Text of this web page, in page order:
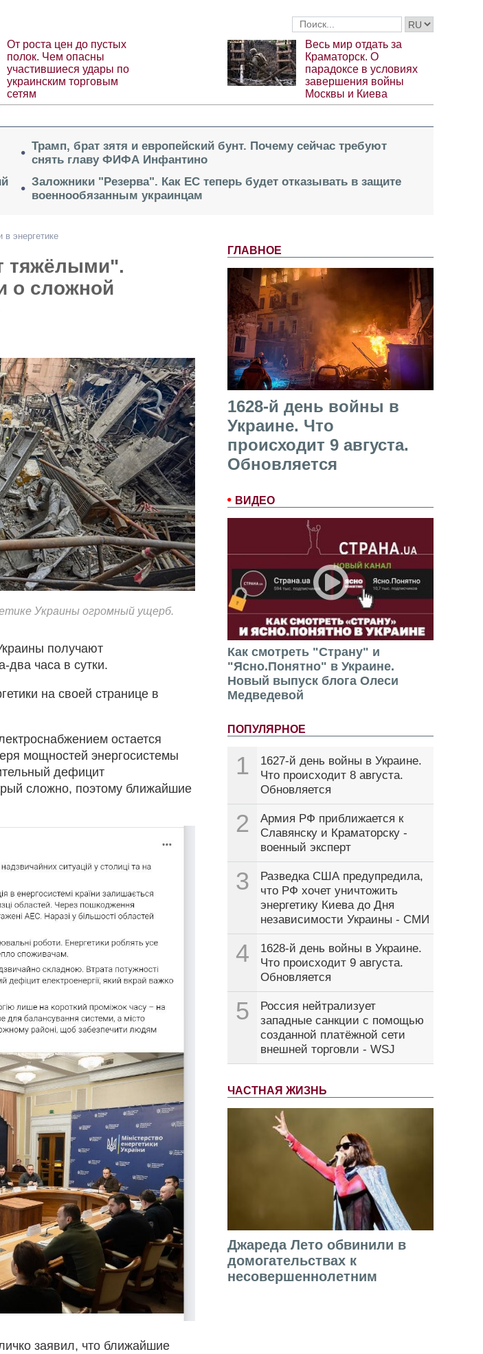
От роста цен до пустых
полок. Чем опасны
участившиеся удары по
украинским торговым
сетям
Весь мир отдать за
Краматорск. О
парадоксе в условиях
завершения войны
Москвы и Киева
Трамп, брат зятя и европейский бунт. Почему сейчас требуют
снять главу ФИФА Инфантино
Заложники "Резерва". Как ЕС теперь будет отказывать в защите
военнообязанным украинцам
ГЛАВНОЕ
1628-й день войны в
Украине. Что
происходит 9 августа.
Обновляется
ВИДЕО
Как смотреть "Страну" и
"Ясно.Понятно" в Украине.
Новый выпуск блога Олеси
Медведевой
ПОПУЛЯРНОЕ
1
1627-й день войны в Украине.
Что происходит 8 августа.
Обновляется
2
Армия РФ приближается к
Славянску и Краматорску -
военный эксперт
3
Разведка США предупредила,
что РФ хочет уничтожить
энергетику Киева до Дня
независимости Украины - СМИ
4
1628-й день войны в Украине.
Что происходит 9 августа.
Обновляется
5
Россия нейтрализует
западные санкции с помощью
созданной платёжной сети
внешней торговли - WSJ
ЧАСТНАЯ ЖИЗНЬ
Джареда Лето обвинили в
домогательствах к
несовершеннолетним
энергетике
тяжёлыми".
о сложной
Украины огромный ущерб.
получают
два часа в сутки.
на своей странице в
остается
мощностей энергосистемы
дефицит
сложно, поэтому ближайшие
заявил, что ближайшие